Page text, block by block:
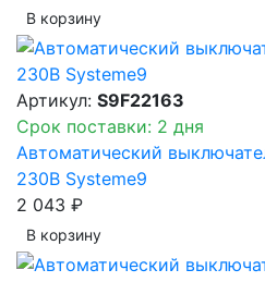
В корзинy
Артикул: S9F22163
Срок поставки: 2 дня
Автоматический
230В Systeme9
2 043 ₽
В корзинy